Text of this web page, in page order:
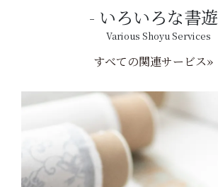
いろいろな書遊
Various Shoyu Services
すべての関連サービス»